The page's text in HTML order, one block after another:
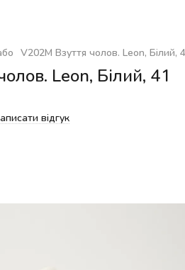
V202M Взуття чолов. Leon, Білий,
Leon, Білий, 41
відгук